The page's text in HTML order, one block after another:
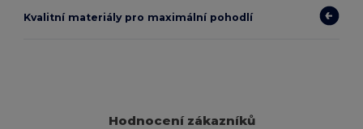
Kvalitní materiály pro maximální pohodlí
Hodnocení zákazníků